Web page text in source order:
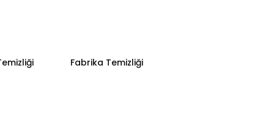
Fabrika Temizliği